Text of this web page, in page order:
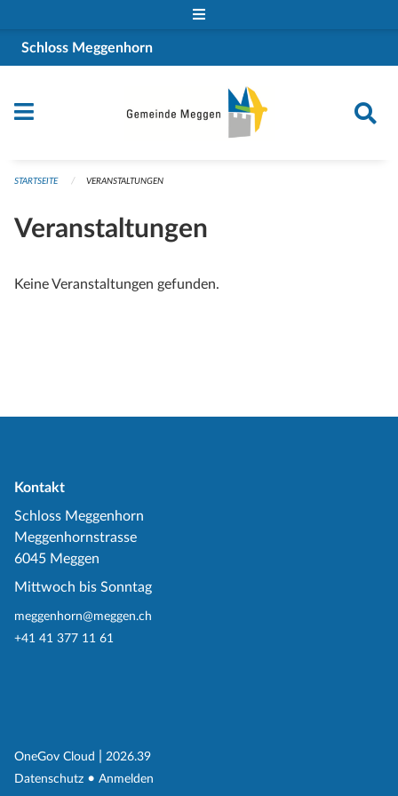
Schloss Meggenhorn
STARTSEITE VERANSTALTUNGEN
Veranstaltungen
Keine Veranstaltungen gefunden.
Kontakt
Schloss Meggenhorn
Meggenhornstrasse
6045 Meggen
Mittwoch bis Sonntag
meggenhorn@meggen.ch
+41 41 377 11 61
OneGov Cloud (External Link)
2026.39
Datenschutz (External Link)
Anmelden